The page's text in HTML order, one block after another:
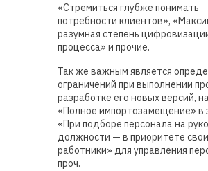
«Стремиться глубже понимать
потребности клиентов»,
разумная степень
процесса» и прочие.
Так же важным является
ограничений при выполнении
разработке его новых версий,
«Полное импортозамещение» в
«При подборе персонала на
должности — в приоритете свои
работники» для управления
проч.